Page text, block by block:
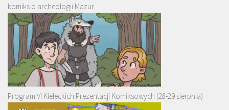
komiks o archeologii Mazur
Program VI Kieleckich Prezentacji Komiksowych (28-29 sierpnia)